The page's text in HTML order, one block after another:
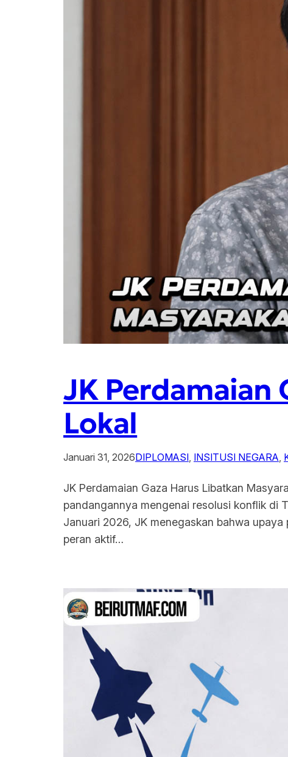
JK Perdamaian
Lokal
Januari 31, 2026DIPLOMASI, INSITUSI NEGARA,
JK Perdamaian Gaza Harus Libatkan
pandangannya mengenai resolusi konflik di
Januari 2026, JK menegaskan bahwa
peran aktif…